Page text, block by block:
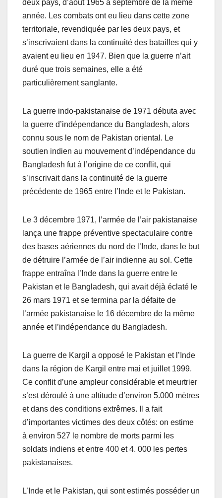
deux pays, d’août 1965 à septembre de la même
année. Les combats ont eu lieu dans cette zone
territoriale, revendiquée par les deux pays, et
s’inscrivaient dans la continuité des batailles qui y
avaient eu lieu en 1947. Bien que la guerre n’ait
duré que trois semaines, elle a été
particulièrement sanglante.
La guerre indo-pakistanaise de 1971 débuta avec
la guerre d’indépendance du Bangladesh, alors
connu sous le nom de Pakistan oriental. Le
soutien indien au mouvement d’indépendance du
Bangladesh fut à l’origine de ce conflit, qui
s’inscrivait dans la continuité de la guerre
précédente de 1965 entre l’Inde et le Pakistan.
Le 3 décembre 1971, l’armée de l’air pakistanaise
lança une frappe préventive spectaculaire contre
des bases aériennes du nord de l’Inde, dans le but
de détruire l’armée de l’air indienne au sol. Cette
frappe entraîna l’Inde dans la guerre entre le
Pakistan et le Bangladesh, qui avait déjà éclaté le
26 mars 1971 et se termina par la défaite de
l’armée pakistanaise le 16 décembre de la même
année et l’indépendance du Bangladesh.
La guerre de Kargil a opposé le Pakistan et l’Inde
dans la région de Kargil entre mai et juillet 1999.
Ce conflit d’une ampleur considérable et meurtrier
s’est déroulé à une altitude d’environ 5.000 mètres
et dans des conditions extrêmes. Il a fait
d’importantes victimes des deux côtés: on estime
à environ 527 le nombre de morts parmi les
soldats indiens et entre 400 et 4. 000 les pertes
pakistanaises.
L’Inde et le Pakistan, qui sont estimés posséder un